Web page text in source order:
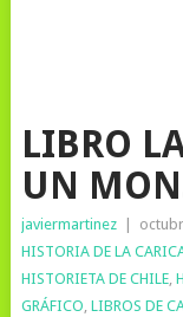
LIBRO
UN
javiermartinez
HISTORIA DE LA
HISTORIETA DE CHILE,
GRÁFICO, LIBROS DE